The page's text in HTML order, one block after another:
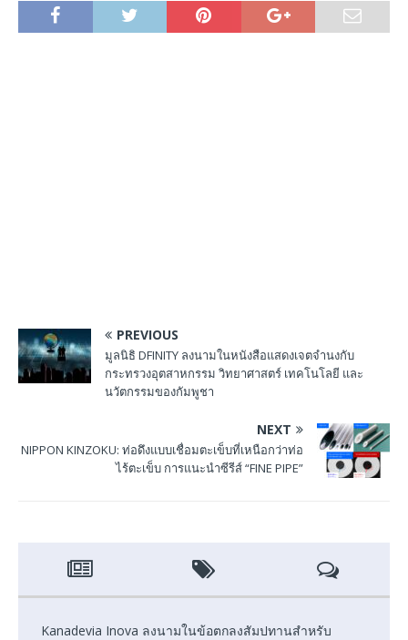
PREVIOUS
มูลนิธิ DFINITY ลงนามในหนังสือแสดงเจตจํานงกับ
กระทรวงอุตสาหกรรม วิทยาศาสตร์ เทคโนโลยี และ
นวัตกรรมของกัมพูชา
NEXT
NIPPON KINZOKU: ท่อดึงแบบเชื่อมตะเข็บที่เหนือกว่าท่อ
ไร้ตะเข็บ การแนะนําซีรีส์ “FINE PIPE”
Kanadevia Inova ลงนามในข้อตกลงสัมปทานสำหรับ